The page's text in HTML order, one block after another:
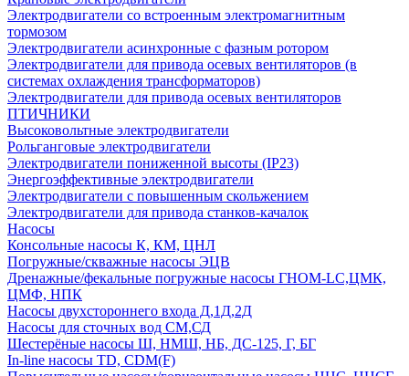
Электродвигатели со встроенным электромагнитным
тормозом
Электродвигатели асинхронные с фазным ротором
Электродвигатели для привода осевых вентиляторов (в
системах охлаждения трансформаторов)
Электродвигатели для привода осевых вентиляторов
ПТИЧНИКИ
Высоковольтные электродвигатели
Рольганговые электродвигатели
Электродвигатели пониженной высоты (IP23)
Энергоэффективные электродвигатели
Электродвигатели с повышенным скольжением
Электродвигатели для привода станков-качалок
Насосы
Консольные насосы К, КМ, ЦНЛ
Погружные/скважные насосы ЭЦВ
Дренажные/фекальные погружные насосы ГНОМ-LC,ЦМК,
ЦМФ, НПК
Насосы двухстороннего входа Д,1Д,2Д
Насосы для сточных вод СМ,СД
Шестерёные насосы Ш, НМШ, НБ, ДС-125, Г, БГ
In-line насосы TD, CDM(F)